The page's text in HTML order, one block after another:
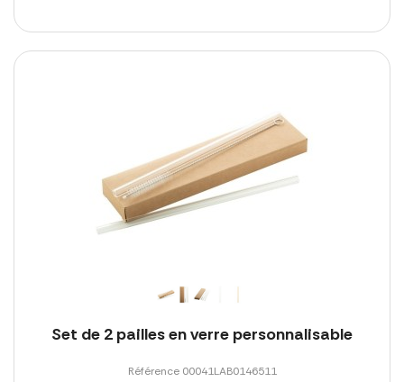
Set de 2 pailles en verre personnalisable
Référence 00041LAB0146511